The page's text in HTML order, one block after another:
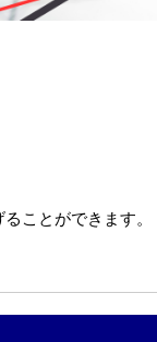
ことができます。